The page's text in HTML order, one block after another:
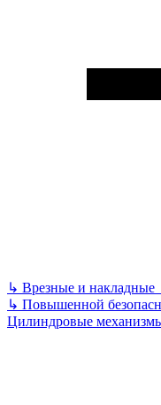
↳ Врезные и накладные
↳ Повышенной
Цилиндровые